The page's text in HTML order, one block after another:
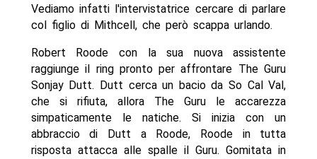
Vediamo infatti l'intervistatrice cercare di parlare
col figlio di Mithcell, che però scappa urlando.
Robert Roode con la sua nuova assistente
raggiunge il ring pronto per affrontare The Guru
Sonjay Dutt. Dutt cerca un bacio da So Cal Val,
che si rifiuta, allora The Guru le accarezza
simpaticamente le natiche. Si inizia con un
abbraccio di Dutt a Roode, Roode in tutta
risposta attacca alle spalle il Guru. Gomitata in